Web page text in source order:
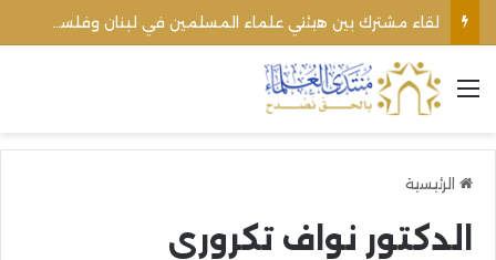
القائمة
الرئيسية
الدكتور نواف تكروري